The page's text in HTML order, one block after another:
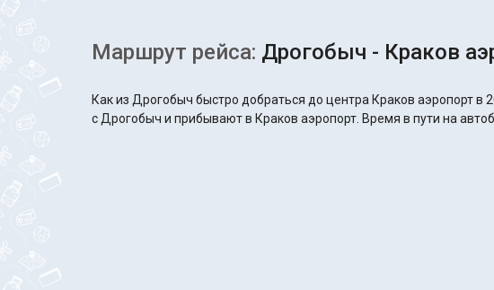
Маршрут рейса: Дрогобыч - Краков
Как из Дрогобыч быстро добраться до центра Краков аэропорт
с Дрогобыч и прибывают в Краков аэропорт. Время в пути на